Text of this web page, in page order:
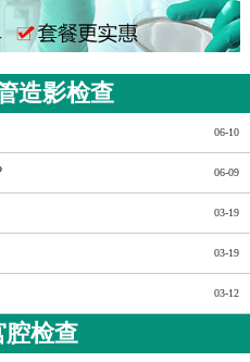
造影检查
06-10
06-09
03-19
03-19
03-12
腔检查